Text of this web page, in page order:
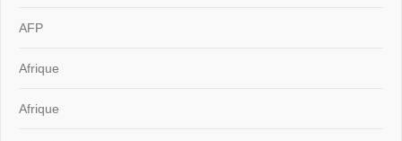
AFP
Afrique
Afrique